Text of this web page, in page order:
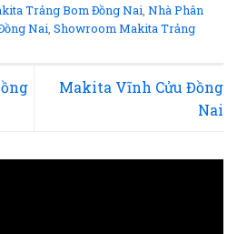
Trảng Bom Đồng Nai ,Nhà Phân
Nai ,Showroom Makita Trảng
Makita Vĩnh Cửu Đồng
Nai